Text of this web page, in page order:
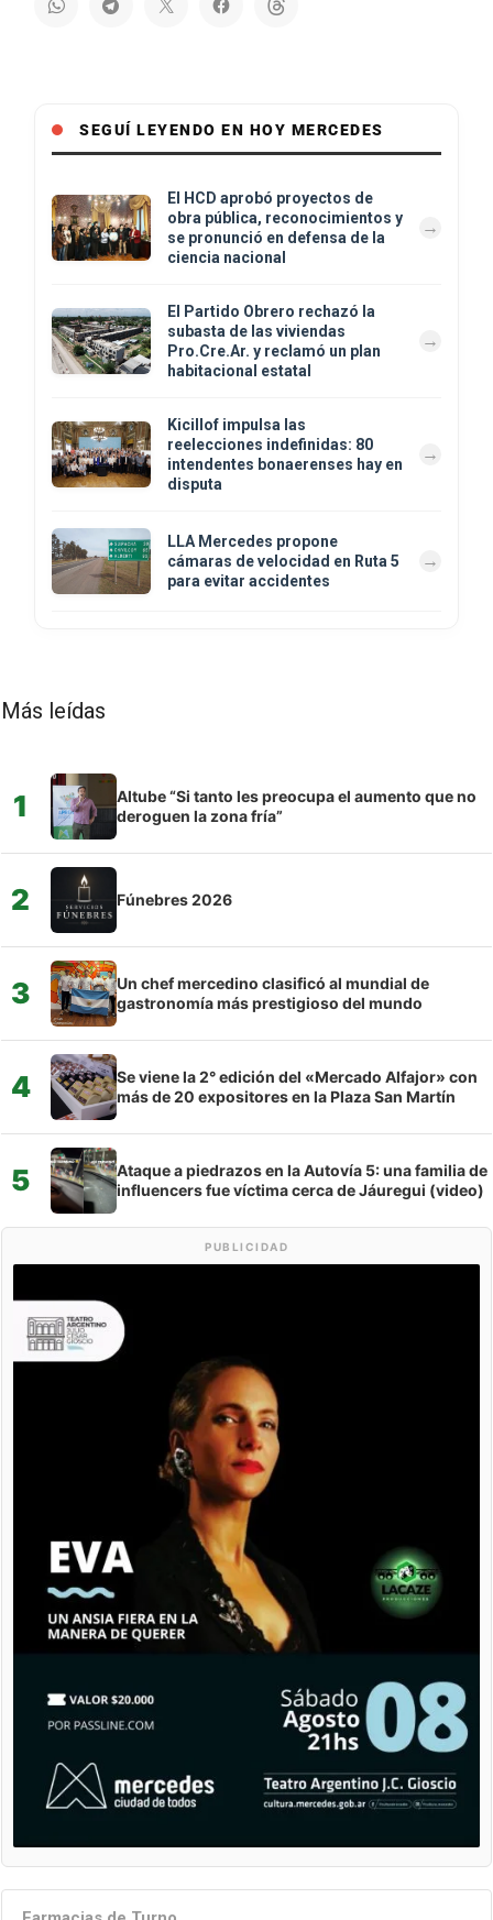
SEGUÍ LEYENDO EN HOY MERCEDES
El HCD aprobó proyectos de
obra pública, reconocimientos y
se pronunció en defensa de la
ciencia nacional
El Partido Obrero rechazó la
subasta de las viviendas
Pro.Cre.Ar. y reclamó un plan
habitacional estatal
Kicillof impulsa las
reelecciones indefinidas: 80
intendentes bonaerenses hay en
disputa
LLA Mercedes propone
cámaras de velocidad en Ruta 5
para evitar accidentes
Más leídas
1
Altube “Si tanto les preocupa el aumento que no
deroguen la zona fría”
2 Fúnebres 2026
3
Un chef mercedino clasificó al mundial de
gastronomía más prestigioso del mundo
4
Se viene la 2° edición del «Mercado Alfajor» con
más de 20 expositores en la Plaza San Martín
5
Ataque a piedrazos en la Autovía 5: una familia de
influencers fue víctima cerca de Jáuregui (video)
PUBLICIDAD